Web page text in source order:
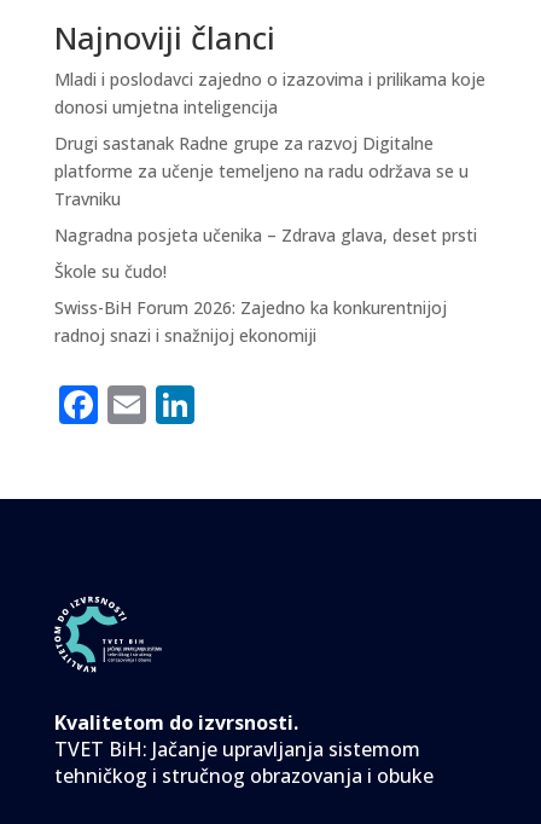
Najnoviji članci
Mladi i poslodavci zajedno o izazovima i prilikama koje
donosi umjetna inteligencija
Drugi sastanak Radne grupe za razvoj Digitalne
platforme za učenje temeljeno na radu održava se u
Travniku
Nagradna posjeta učenika – Zdrava glava, deset prsti
Škole su čudo!
Swiss-BiH Forum 2026: Zajedno ka konkurentnijoj
radnoj snazi i snažnijoj ekonomiji
F
o
o
k
E Li
Kvalitetom do izvrsnosti.
TVET BiH: Jačanje upravljanja sistemom
tehničkog i stručnog obrazovanja i obuke